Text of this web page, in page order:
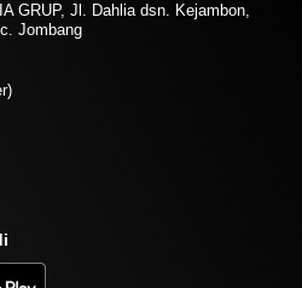
GRUP, Jl. Dahlia dsn. Kejambon,
Jombang